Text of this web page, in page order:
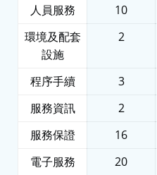
人員服務
10
環境及配套
設施
2
程序手續
3
服務資訊
2
服務保證
16
電子服務
20